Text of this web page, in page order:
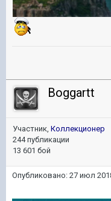
Boggartt
Участник, Коллекционер
244 публикации
13 601 бой
Опубликовано: 27 июл